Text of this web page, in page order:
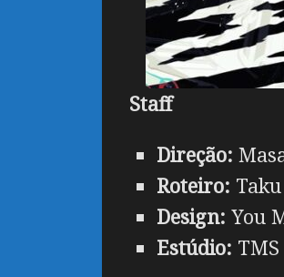
Staff
Direção:
Roteiro:
Design: You
Estúdio: